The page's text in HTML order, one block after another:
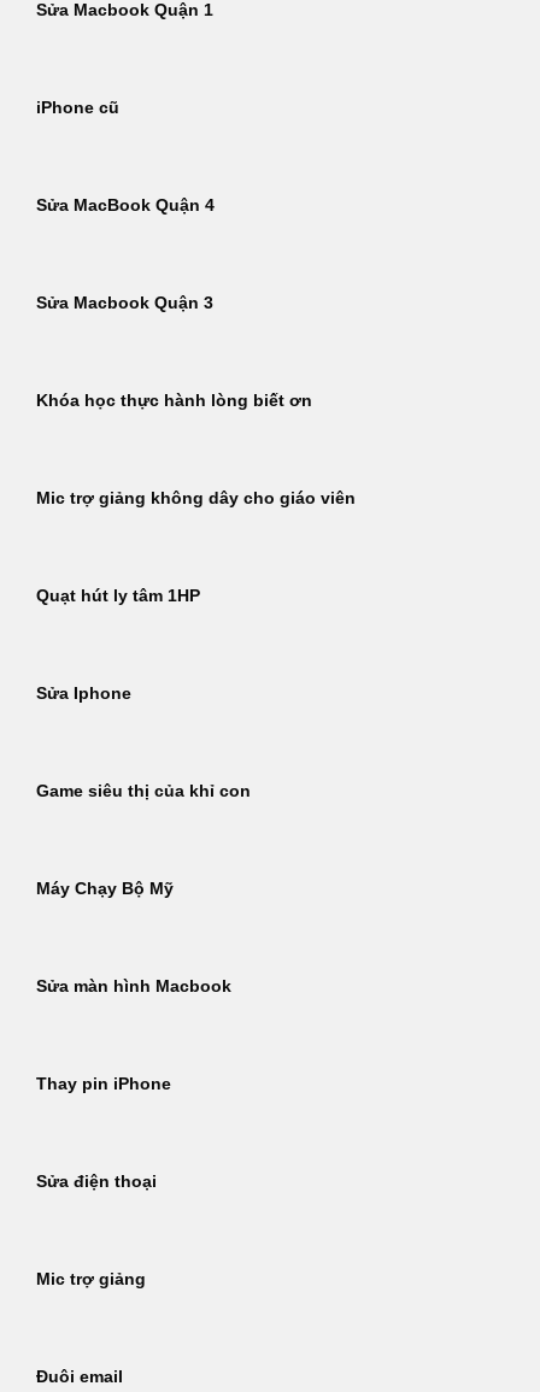
Sửa Macbook Quận 1
iPhone cũ
Sửa MacBook Quận 4
Sửa Macbook Quận 3
Khóa học thực hành lòng biết ơn
Mic trợ giảng không dây cho giáo viên
Quạt hút ly tâm 1HP
Sửa Iphone
Game siêu thị của khỉ con
Máy Chạy Bộ Mỹ
Sửa màn hình Macbook
Thay pin iPhone
Sửa điện thoại
Mic trợ giảng
Đuôi email